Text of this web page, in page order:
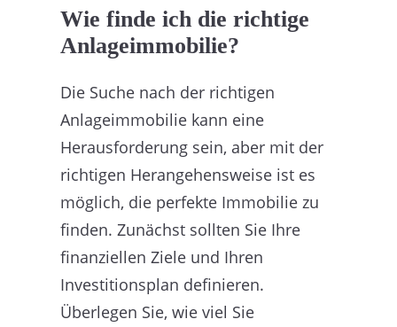
Wie finde ich die richtige
Anlageimmobilie?
Die Suche nach der richtigen
Anlageimmobilie kann eine
Herausforderung sein, aber mit der
richtigen Herangehensweise ist es
möglich, die perfekte Immobilie zu
finden. Zunächst sollten Sie Ihre
finanziellen Ziele und Ihren
Investitionsplan definieren.
Überlegen Sie, wie viel Sie